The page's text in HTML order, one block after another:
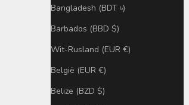
Bangladesh (BDT ৳)
Barbados (BBD $)
Wit-Rusland (EUR €)
België (EUR €)
Belize (BZD $)